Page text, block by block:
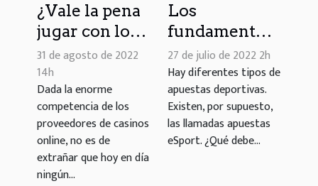
¿Vale la pena
jugar con los
bonos de los
casinos
online?
31 de agosto de 2022
14h
Dada la enorme
competencia de los
proveedores de casinos
online, no es de
extrañar que hoy en día
ningún...
Los
fundamentos
de lo que
necesitas
saber sobre
las apuestas
de eSports
27 de julio de 2022 2h
Hay diferentes tipos de
apuestas deportivas.
Existen, por supuesto,
las llamadas apuestas
eSport. ¿Qué debe...